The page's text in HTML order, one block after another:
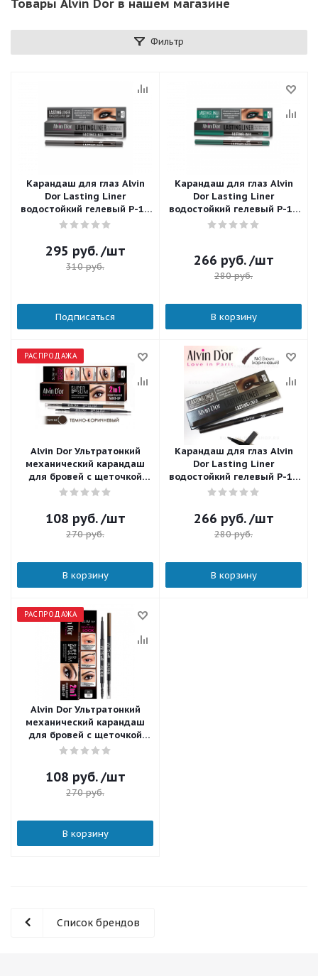
Товары Alvin Dor в нашем магазине
Фильтр
Карандаш для глаз Alvin
Dor Lasting Liner
водостойкий гелевый P-14
тон 02 Grey (серый) 0,29 гр.
295 руб. /шт
310руб.
Подписаться
Карандаш для глаз Alvin
Dor Lasting Liner
водостойкий гелевый P-14
тон 05 Green (зеленый) 0,29
266 руб. /шт
280руб.
В корзину
РАСПРОДАЖА
Alvin Dor Ультратонкий
механический карандаш
для бровей с щеточкой
Super Slim P-8 тон 02 Dark
108 руб. /шт
270руб.
В корзину
Карандаш для глаз Alvin
Dor Lasting Liner
водостойкий гелевый P-14
тон 03 Brown (коричневый)
266 руб. /шт
280руб.
В корзину
РАСПРОДАЖА
Alvin Dor Ультратонкий
механический карандаш
для бровей с щеточкой
Super Slim P-8 тон 03 Dark
108 руб. /шт
270руб.
В корзину
Список брендов